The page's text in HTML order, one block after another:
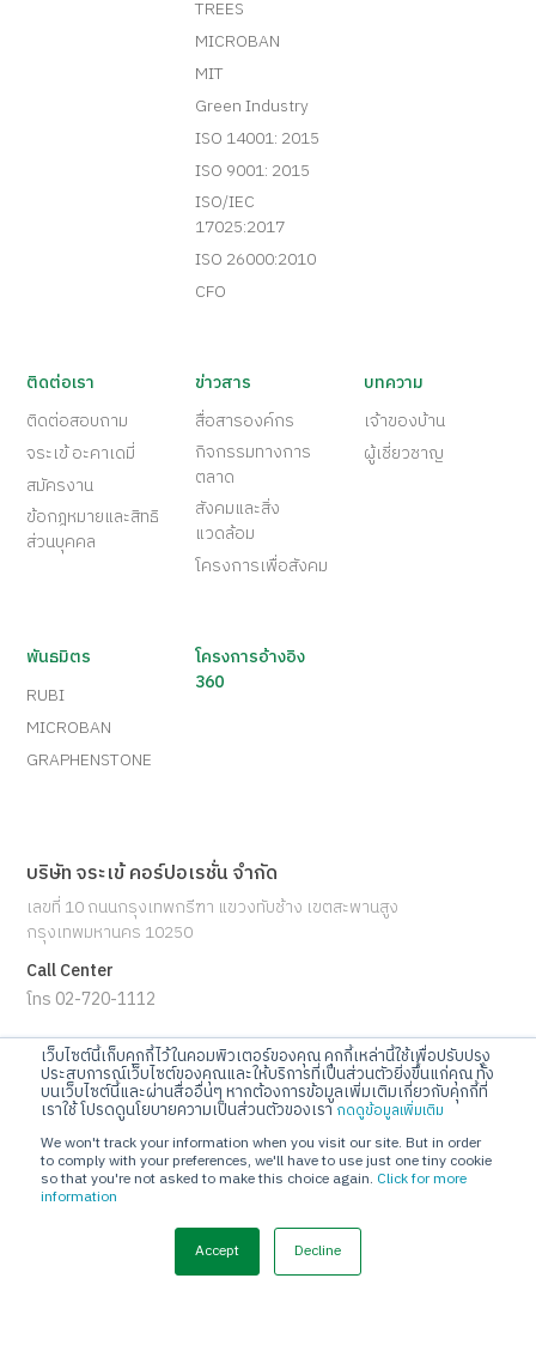
เว็บไซต์นี้เก็บคุกกี้ไว้ในคอมพิวเตอร์ของคุณ คุกกี้เหล่านี้ใช้เพื่อปรับปรุง
ประสบการณ์เว็บไซต์ของคุณและให้บริการที่เป็นส่วนตัวยิ่งขึ้นแก่คุณ ทั้ง
บนเว็บไซต์นี้และผ่านสื่ออื่นๆ หากต้องการข้อมูลเพิ่มเติมเกี่ยวกับคุกกี้ที่
เราใช้ โปรดดูนโยบายความเป็นส่วนตัวของเรากดดูข้อมูลเพิ่มเติม
We won't track your information when you visit our site. But in order
to comply with your preferences, we'll have to use just one tiny cookie
so that you're not asked to make this choice again. Click for more
information
Accept Decline
TREES
MICROBAN
MIT
Green Industry
ISO 14001: 2015
ISO 9001: 2015
ISO/IEC
17025:2017
ISO 26000:2010
CFO
ติดต่อเรา
ติดต่อสอบถาม
จระเข้ อะคาเดมี่
สมัครงาน
ข้อกฎหมายและสิทธิ
ส่วนบุคคล
ข่าวสาร
สื่อสารองค์กร
กิจกรรมทางการ
ตลาด
สังคมและสิ่ง
แวดล้อม
โครงการเพื่อสังคม
บทความ
เจ้าของบ้าน
ผู้เชี่ยวชาญ
พันธมิตร
RUBI
MICROBAN
GRAPHENSTONE
โครงการอ้างอิง
360
บริษัท จระเข้ คอร์ปอเรชั่น จำกัด
เลขที่ 10 ถนนกรุงเทพกรีฑา แขวงทับช้าง เขตสะพานสูง
กรุงเทพมหานคร 10250
Call Center
โทร 02-720-1112
E-mail
info@jorakay.co.th
Social
© Copyrights 2023 Jorakay Corporation Company Limited.